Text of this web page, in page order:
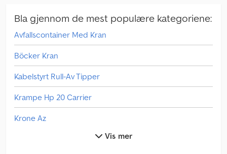
Bla gjennom de mest populære kategoriene:
Avfallscontainer Med Kran
Böcker Kran
Kabelstyrt Rull-Av Tipper
Krampe Hp 20 Carrier
Krone Az
Vis mer